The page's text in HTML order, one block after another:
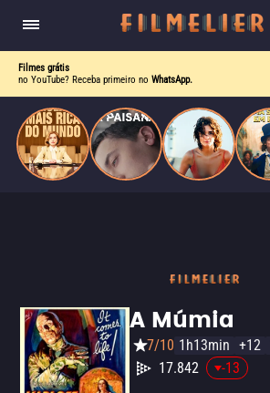
Filmes grátis
no YouTube? Receba primeiro no WhatsApp.
A Múmia
7/10 1h13min +12
17.842
-13
do
Mundo